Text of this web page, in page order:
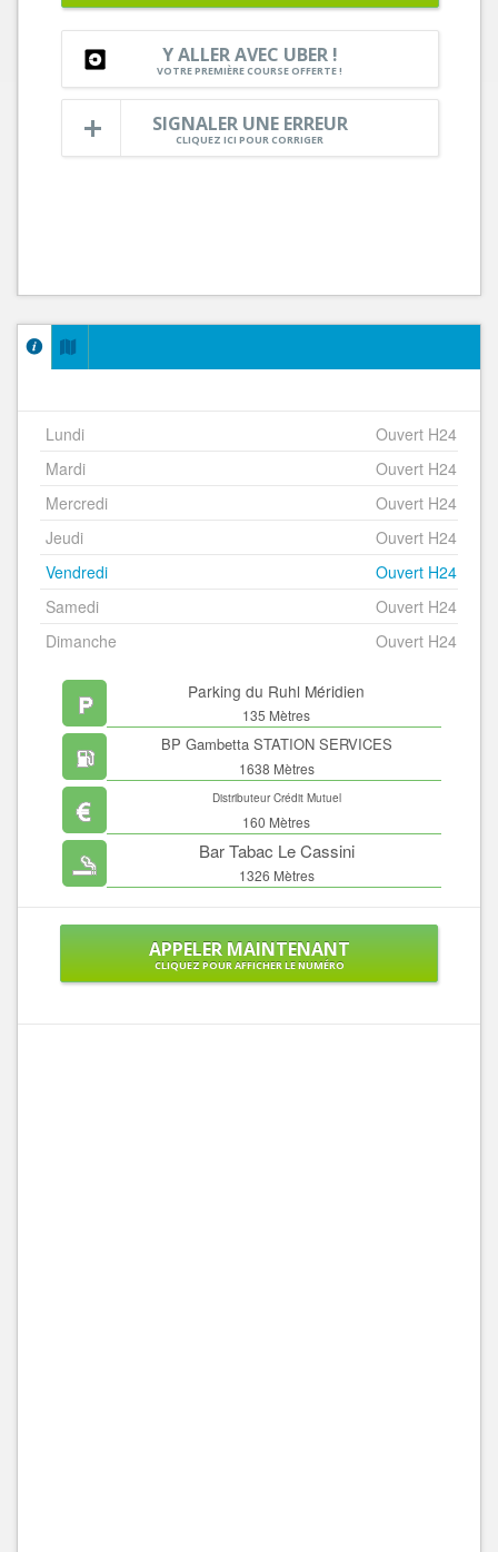
Y ALLER AVEC UBER !
VOTRE PREMIÈRE COURSE OFFERTE !
SIGNALER UNE ERREUR
CLIQUEZ ICI POUR CORRIGER
Lundi
Ouvert H24
Mardi
Ouvert H24
Mercredi
Ouvert H24
Jeudi
Ouvert H24
Vendredi
Ouvert H24
Samedi
Ouvert H24
Dimanche
Ouvert H24
Parking du Ruhl Méridien
135 Mètres
BP Gambetta STATION SERVICES
1638 Mètres
Distributeur Crédit Mutuel
160 Mètres
Bar Tabac Le Cassini
1326 Mètres
APPELER MAINTENANT
CLIQUEZ POUR AFFICHER LE NUMÉRO